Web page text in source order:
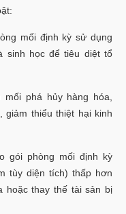
mối định kỳ sử dụng
sinh học để tiêu diệt tổ
phá hủy hàng hóa,
giảm thiểu thiệt hại kinh
gói phòng mối định kỳ
tùy diện tích) thấp hơn
hoặc thay thế tài sản bị